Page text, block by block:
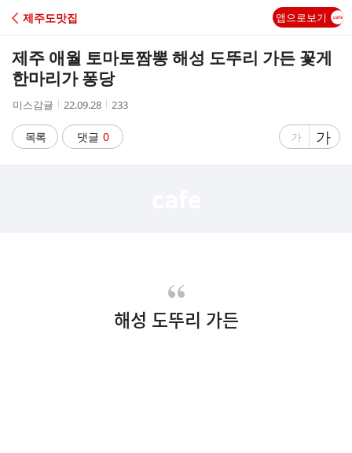
C
A
제주도맛집 앱으로보기
제주 애월 토마토짬뽕 해성 도뚜리 가든 꽃게
한마리가 퐁당
작
자
미스감귤
작
시
간
22.09.28
조
수
233
목록 댓글 0
글
가
글
자
가
해성 도뚜리 가든